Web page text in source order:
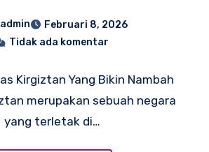
admin
Februari 8, 2026
Tidak ada komentar
Kirgiztan Yang Bikin Nambah
merupakan sebuah negara
yang terletak di…